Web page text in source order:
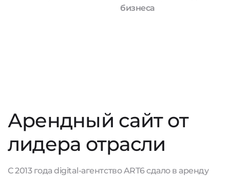
бизнеса
Арендный сайт от
лидера отрасли
С 2013 года digital-агентство ART6 сдало в аренду